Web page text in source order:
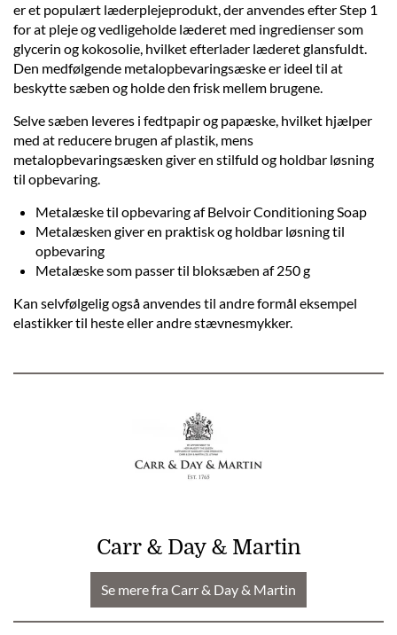
er et populært læderplejeprodukt, der anvendes efter Step 1
for at pleje og vedligeholde læderet med ingredienser som
glycerin og kokosolie, hvilket efterlader læderet glansfuldt.
Den medfølgende metalopbevaringsæske er ideel til at
beskytte sæben og holde den frisk mellem brugene.
Selve sæben leveres i fedtpapir og papæske, hvilket hjælper
med at reducere brugen af plastik, mens
metalopbevaringsæsken giver en stilfuld og holdbar løsning
til opbevaring.
Metalæske til opbevaring af Belvoir Conditioning Soap
Metalæsken giver en praktisk og holdbar løsning til
opbevaring
Metalæske som passer til bloksæben af 250 g
Kan selvfølgelig også anvendes til andre formål eksempel
elastikker til heste eller andre stævnesmykker.
Carr & Day & Martin
Se mere fra Carr & Day & Martin